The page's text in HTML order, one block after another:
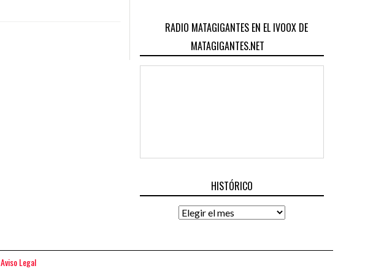
RADIO MATAGIGANTES EN EL IVOOX DE
MATAGIGANTES.NET
HISTÓRICO
Histórico
Aviso Legal